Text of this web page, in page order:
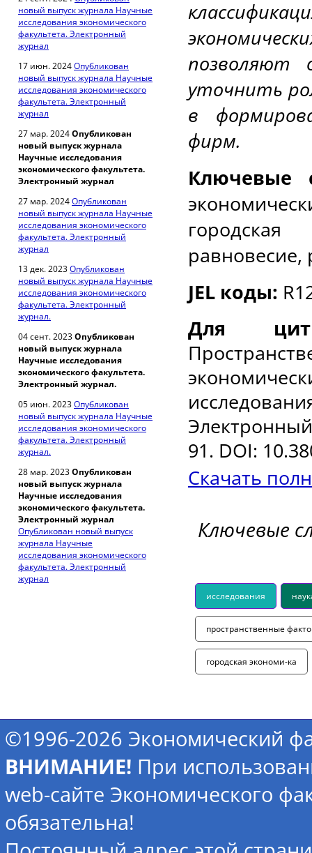
новый выпуск журнала Научные
исследования экономического
факультета. Электронный
журнал
17 июн. 2024Опубликован
новый выпуск журнала Научные
исследования экономического
факультета. Электронный
журнал
27 мар. 2024Опубликован
новый выпуск журнала
Научные исследования
экономического факультета.
Электронный журнал
27 мар. 2024Опубликован
новый выпуск журнала Научные
исследования экономического
факультета. Электронный
журнал
13 дек. 2023Опубликован
новый выпуск журнала Научные
исследования экономического
факультета. Электронный
журнал.
04 сент. 2023Опубликован
новый выпуск журнала
Научные исследования
экономического факультета.
Электронный журнал.
05 июн. 2023Опубликован
новый выпуск журнала Научные
исследования экономического
факультета. Электронный
журнал.
28 мар. 2023Опубликован
новый выпуск журнала
Научные исследования
экономического факультета.
Электронный журнал
Опубликован новый выпуск
журнала Научные
исследования экономического
факультета. Электронный
журнал
позволяют
уточнить
в
фирм.
Ключевые
равновесие,
JEL коды:
Для
91. DOI:
Скачать
Ключевые
исследования
пространственные
городская экономи-ка
©1996-2026 Экономический
ВНИМАНИЕ! При
web-сайте Экономического
обязательна!